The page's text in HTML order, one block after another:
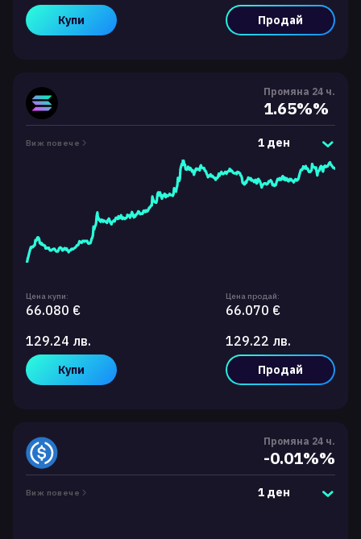
Купи Продай
Промяна 24 ч.
1.65%%
Виж повече 1 ден
Цена купи:
66.080 €
129.24 лв.
Купи
Цена продай:
66.070 €
129.22 лв.
Продай
Промяна 24 ч.
-0.01%%
Виж повече 1 ден